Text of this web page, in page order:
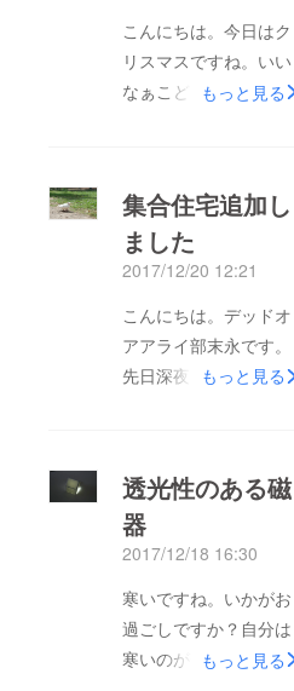
こんにちは。今日はク
リスマスですね。いい
なぁこどもたち…そん
ね。 先日、恒例行事
の餅つきに呼んでいた
だきました。餅をつく
のはもちろん体力を使
うのですが何気につき
たての餅をちぎって小
の昔ムササビに手を噛
まれてからというもの
手の皮が薄くなった気
ぎり役はできませんで
した。面目ないです。
今年は残り6日となり
もっと見る
集合住宅追加し
ました
2017/12/20 12:21
こんにちは。デッドオ
アアライ部末永です。
先日深夜に一人で鍋を
拡散されました。新し
い器に変えました。取
引先と鍋とかじゃなく
てよかったです。おい
しかったです。 さて
今回は4度目の活動報
告です。新しいリター
もっと見る
透光性のある磁
器
2017/12/18 16:30
寒いですね。いかがお
過ごしですか？自分は
寒いのが苦手なので早
もっと見る